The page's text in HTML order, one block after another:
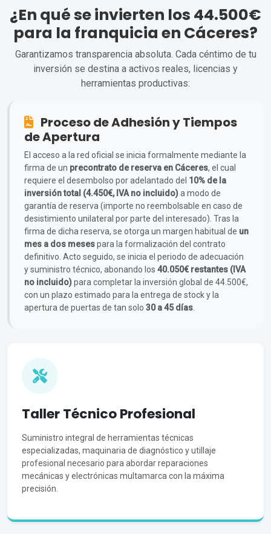
¿En qué se invierten los 44.500€
para la franquicia en Cáceres?
Garantizamos transparencia absoluta. Cada céntimo de tu
inversión se destina a activos reales, licencias y
herramientas productivas:
Proceso de Adhesión y Tiempos
de Apertura
El acceso a la red oficial se inicia formalmente mediante la
firma de un precontrato de reserva en Cáceres, el cual
requiere el desembolso por adelantado del 10% de la
inversión total (4.450€, IVA no incluido)a modo de
garantía de reserva (importe no reembolsable en caso de
desistimiento unilateral por parte del interesado). Tras la
firma de dicha reserva, se otorga un margen habitual de un
mes a dos mesespara la formalización del contrato
definitivo. Acto seguido, se inicia el periodo de adecuación
y suministro técnico, abonando los 40.050€ restantes (IVA
no incluido)para completar la inversión global de 44.500€,
con un plazo estimado para la entrega de stock y la
apertura de puertas de tan solo 30 a 45 días
Taller Técnico Profesional
Suministro integral de herramientas técnicas
especializadas, maquinaria de diagnóstico y utillaje
profesional necesario para abordar reparaciones
mecánicas y electrónicas multamarca con la máxima
precisión.